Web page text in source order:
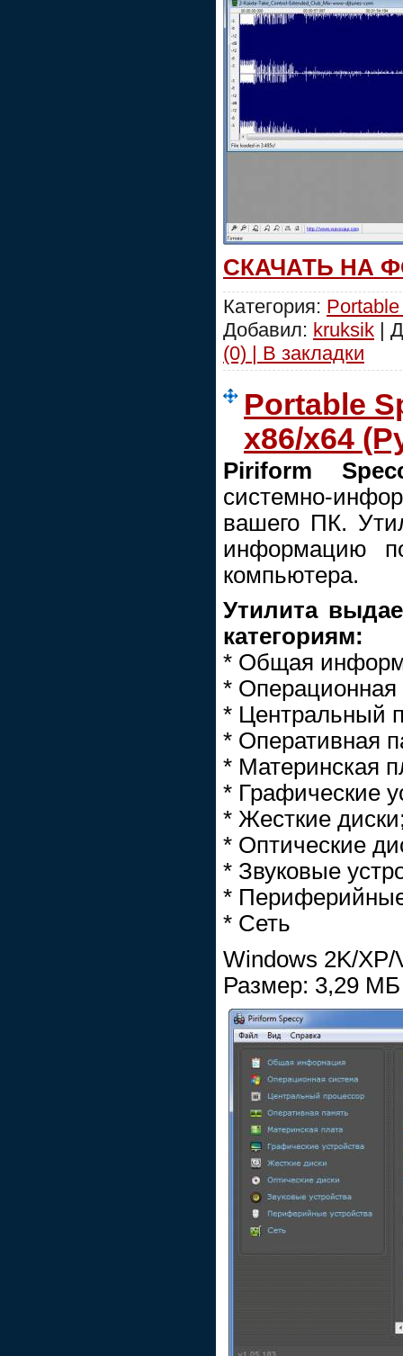
СКАЧАТЬ НА
Категория:
Добавил: kruksik |
(0) | В закладки
Portable
x86/x64
Piriform
системно-
вашего ПК.
информацию
компьютера.
Утилита
категориям:
* Общая
* Операционная
* Центральный
* Оперативная
* Материнская
* Графические
* Жесткие
* Оптические
* Звуковые
*
* Сеть
Windows 2K/XP/
Размер: 3,29 МБ